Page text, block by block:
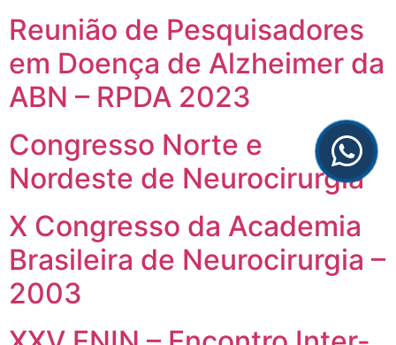
Reunião de Pesquisadores
em Doença de Alzheimer da
ABN – RPDA 2023
Congresso Norte e
Nordeste de Neurocirurgia
X Congresso da Academia
Brasileira de Neurocirurgia –
2003